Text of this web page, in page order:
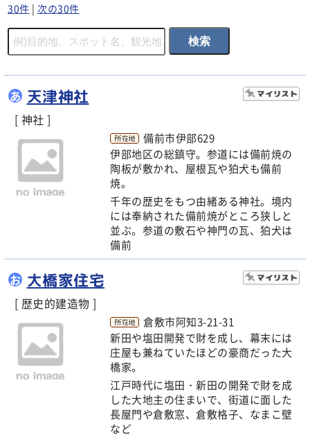
30件 | 次の30件
あ 天津神社
[ 神社 ]
備前市伊部629
伊部地区の総鎮守。参道には備前焼の
陶板が敷かれ、屋根瓦や狛犬も備前
焼。
千年の歴史をもつ由緒ある神社。境内
には奉納された備前焼がところ狭しと
並ぶ。参道の敷石や神門の瓦、狛犬は
備前
お 大橋家住宅
[ 歴史的建造物 ]
倉敷市阿知3-21-31
新田や塩田開発で財を成し、幕末には
庄屋も兼ねていたほどの豪商だった大
橋家。
江戸時代に塩田・新田の開発で財を成
した大地主の住まいで、街道に面した
長屋門や倉敷窓、倉敷格子、なまこ壁
など